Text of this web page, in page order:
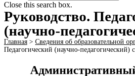
Close this search box.
Руководство.
(научно-
Главная > Сведения об образовательной
Педагогический (научно-педагогический)